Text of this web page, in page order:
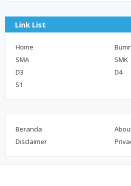
Link List
Home
Bumn
SMA
SMK
D3
D4
S1
Beranda
Disclaimer